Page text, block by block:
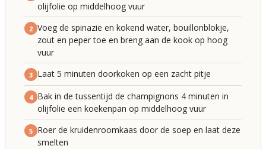
olijfolie op middelhoog vuur
2 Voeg de spinazie en kokend water, bouillonblokje,
zout en peper toe en breng aan de kook op hoog
vuur
3 Laat 5 minuten doorkoken op een zacht pitje
4 Bak in de tussentijd de champignons 4 minuten in
olijfolie een koekenpan op middelhoog vuur
5 Roer de kruidenroomkaas door de soep en laat deze
smelten